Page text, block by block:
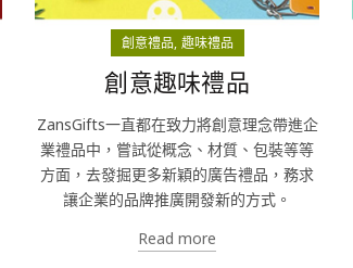
創意禮品 趣味禮品
創意趣味禮品
ZansGifts一直都在致力將創意理念帶進企
業禮品中，嘗試從概念、材質、包裝等等
方面，去發掘更多新穎的廣告禮品，務求
讓企業的品牌推廣開發新的方式。
Read more